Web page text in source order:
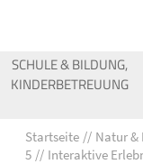
SCHULE & BILDUNG,
KINDERBETREUUNG
Startseite Natur
5
Interaktive